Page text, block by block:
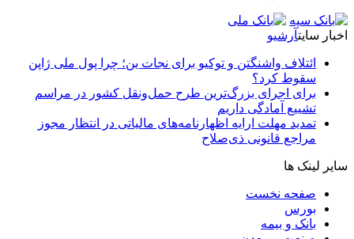
اخبار سایتآرشیو
ائتلاف واشنگتن و توکیو برای نجات ین؛ چرا پول ملی ژاپن
سقوط کرد؟
برای اجرای بزرگ‌ترین طرح حمل‌ونقل کشور در مراسم
تشییع آمادگی داریم
تمدید مهلت ارایه اظهارنامه‌های مالیاتی در انتظار مجوز
مراجع قانونی ذی‌‏صلاح
سایر لینک ها
صفحه نخست
بورس
بانک و بیمه